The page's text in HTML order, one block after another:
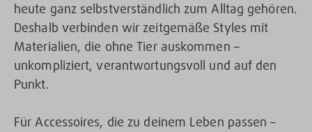
heute ganz selbstverständlich zum Alltag gehören.
Deshalb verbinden wir zeitgemäße Styles mit
Materialien, die ohne Tier auskommen –
unkompliziert, verantwortungsvoll und auf den
Punkt.
Für Accessoires, die zu deinem Leben passen –